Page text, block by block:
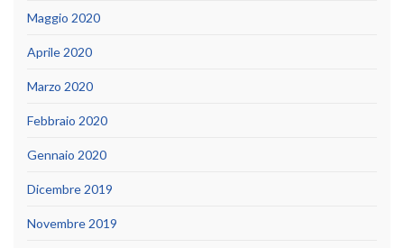
Maggio 2020
Aprile 2020
Marzo 2020
Febbraio 2020
Gennaio 2020
Dicembre 2019
Novembre 2019